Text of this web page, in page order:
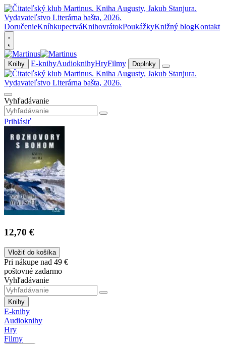
DoručenieKníhkupectváKnihovrátokPoukážkyKnižný blogKontakt
Knihy E-knihyAudioknihyHryFilmy Doplnky
Vyhľadávanie
Prihlásiť
12,70 €
Vložiť do košíka
Pri nákupe nad 49 €
poštovné zadarmo
Vyhľadávanie
Knihy
E-knihy
Audioknihy
Hry
Filmy